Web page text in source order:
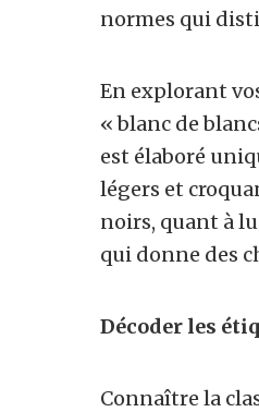
normes qui
En explorant
« blanc de
est élaboré
légers et
noirs, quant à
qui donne des
Décoder les
Connaître la